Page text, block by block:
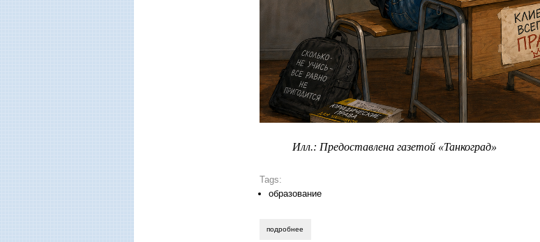
Илл.: Предоставлена газетой «Танкоград»
Tags:
образование
подробнее